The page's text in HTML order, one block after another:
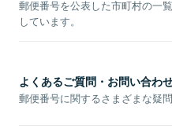
郵便番号を公表した市町村の一
しています。
よくあるご質問・お問い合わ
郵便番号に関するさまざまな疑